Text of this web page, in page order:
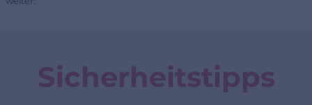
Sicherheitstipps